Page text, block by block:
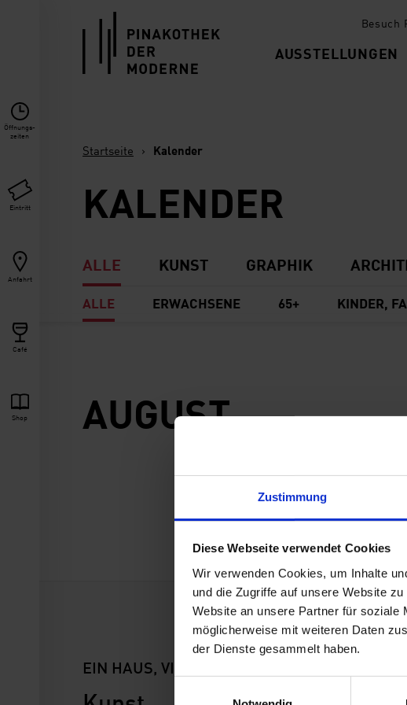
Zustimmung
Diese Webseite verwendet Cookies
Wir verwenden Cookies, um Inhalte
und die Zugriffe auf unsere Website
Website an unsere Partner für soziale
möglicherweise mit weiteren Daten
der Dienste gesammelt haben.
Link zur Startseite
Besuch
AUSSTELLUNGEN
Öffnungs­
zeiten
Eintritt
Anfahrt
Café
Shop
Startseite › Kalender
KALENDER
ALLE KUNST GRAPHIK
ALLE ERWACHSENE 65+ KINDER,
AUGUST
EIN HAUS, VIER MUSEEN